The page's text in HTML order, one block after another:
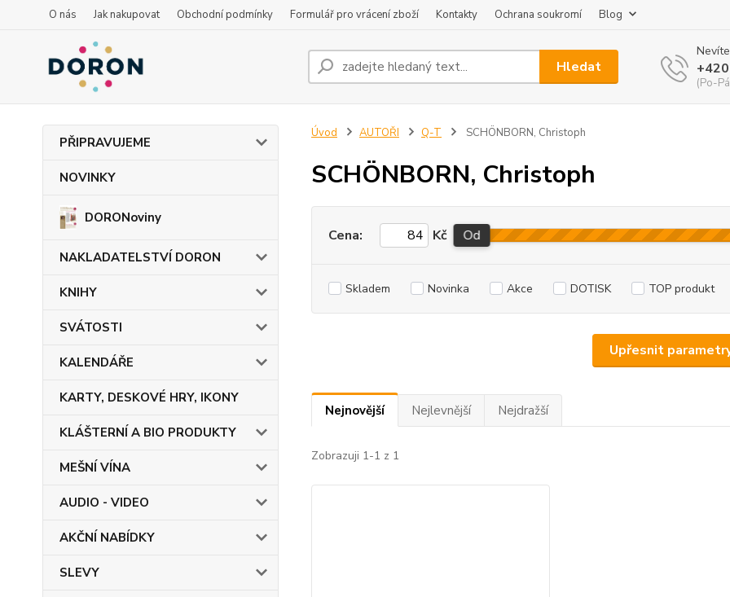
O nás Jak nakupovat Obchodní podmínky Formulář pro vrácení zboží Kontakty Ochrana soukromí Blog
Hledat
(Po-
PŘIPRAVUJEME
NOVINKY
DORONoviny
NAKLADATELSTVÍ DORON
KNIHY
SVÁTOSTI
KALENDÁŘE
KARTY, DESKOVÉ HRY, IKONY
KLÁŠTERNÍ A BIO PRODUKTY
MEŠNÍ VÍNA
AUDIO - VIDEO
AKČNÍ NABÍDKY
SLEVY
Úvod AUTOŘI Q-T SCHÖNBORN, Christoph
SCHÖNBORN, Christoph
Upřesnit
Cena: Kč Od
Skladem Novinka Akce DOTISK TOP produkt
Nejnovější Nejlevnější Nejdražší
Zobrazuji 1-1 z 1